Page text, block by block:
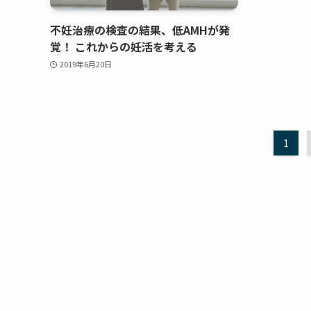
不妊治療の検査の結果、低AMHが発
覚！ これからの妊活を考える
2019年6月20日
1